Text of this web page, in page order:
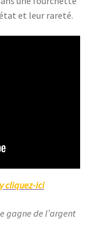
état et leur rareté.
cliquez-ici
gagne de l’argent